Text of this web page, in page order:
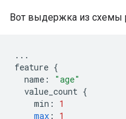
Вот выдержка из схемы
...
feature {
name :
"age"
value_count {
min :
1
max : 1